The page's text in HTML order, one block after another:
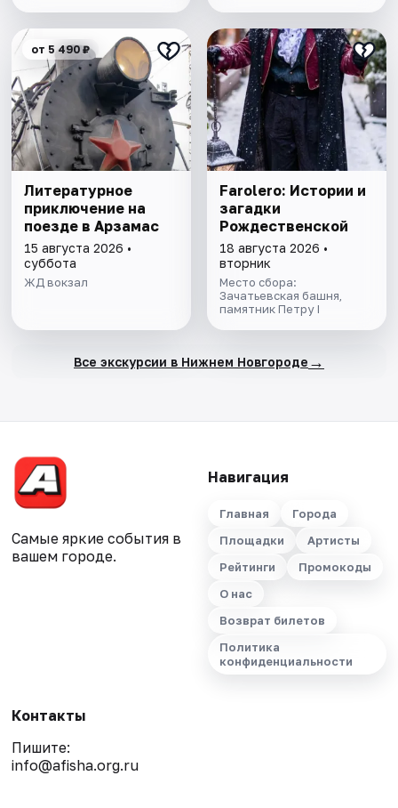
от 5 490 ₽
Литературное
приключение на
поезде в Арзамас
15 августа 2026 •
суббота
ЖД вокзал
Farolero: Истории и
загадки
Рождественской
18 августа 2026 •
вторник
Место сбора:
Зачатьевская башня,
памятник Петру I
Все экскурсии в Нижнем Новгороде →
Самые яркие события в
вашем городе.
Навигация
Главная
Города
Площадки
Артисты
Рейтинги
Промокоды
О нас
Возврат билетов
Политика
конфиденциальности
Контакты
Пишите:
info@afisha.org.ru